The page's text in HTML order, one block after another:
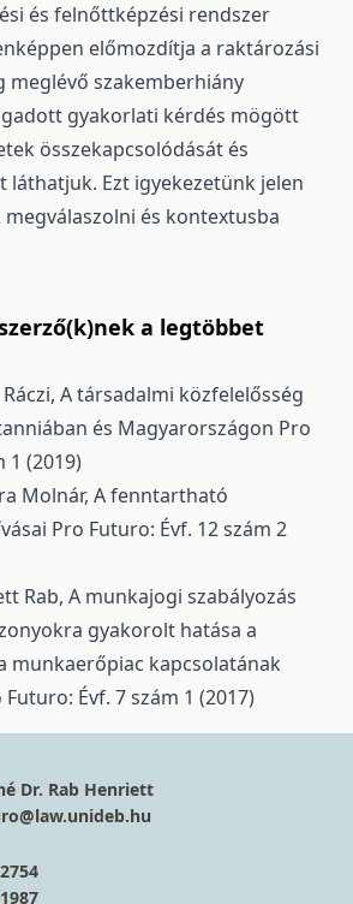
és felnőttképzési rendszer
előmozdítja a raktározási
meglévő szakemberhiány
gyakorlati kérdés mögött
összekapcsolódását és
láthatjuk. Ezt igyekezetünk jelen
és kontextusba
a legtöbbet
A társadalmi közfelelősség
és Magyarországon Pro
1 (2019)
Molnár, A fenntartható
Pro Futuro: Évf. 12 szám 2
Rab, A munkajogi szabályozás
gyakorolt hatása a
munkaerőpiac kapcsolatának
Futuro: Évf. 7 szám 1 (2017)
Dr. Rab Henriett